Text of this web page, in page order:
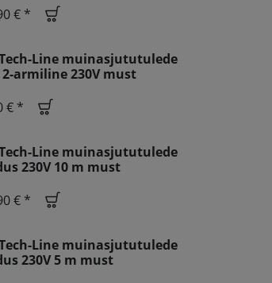
€ *
Line muinasjututulede
armiline 230V must
€ *
Line muinasjututulede
230V 10 m must
€ *
Line muinasjututulede
230V 5 m must